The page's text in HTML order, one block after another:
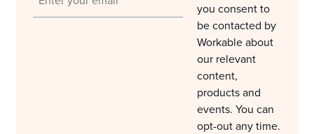
you consent to
be contacted by
Workable about
our relevant
content,
products and
events. You can
opt-out any time.